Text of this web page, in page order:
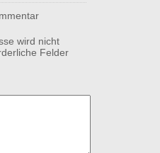
wird nicht
Felder